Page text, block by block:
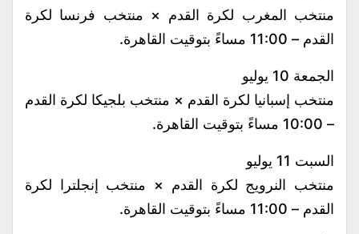
منتخب المغرب لكرة القدم × منتخب فرنسا لكرة
القدم – 11:00 مساءً بتوقيت القاهرة.
الجمعة 10 يوليو
منتخب إسبانيا لكرة القدم × منتخب بلجيكا لكرة القدم
– 10:00 مساءً بتوقيت القاهرة.
السبت 11 يوليو
منتخب النرويج لكرة القدم × منتخب إنجلترا لكرة
القدم – 11:00 مساءً بتوقيت القاهرة.